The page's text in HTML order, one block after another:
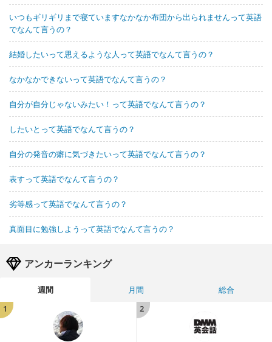
いつもギリギリまで寝ていますなかなか布団から出られませんって英語
でなんて言うの？
結婚したいって思えるような人って英語でなんて言うの？
なかなかできないって英語でなんて言うの？
自分が自分じゃないみたい！って英語でなんて言うの？
したいとって英語でなんて言うの？
自分の発音の癖に気づきたいって英語でなんて言うの？
表すって英語でなんて言うの？
劣等感って英語でなんて言うの？
真面目に勉強しようって英語でなんて言うの？
アンカーランキング
週間 月間
総合
1
2